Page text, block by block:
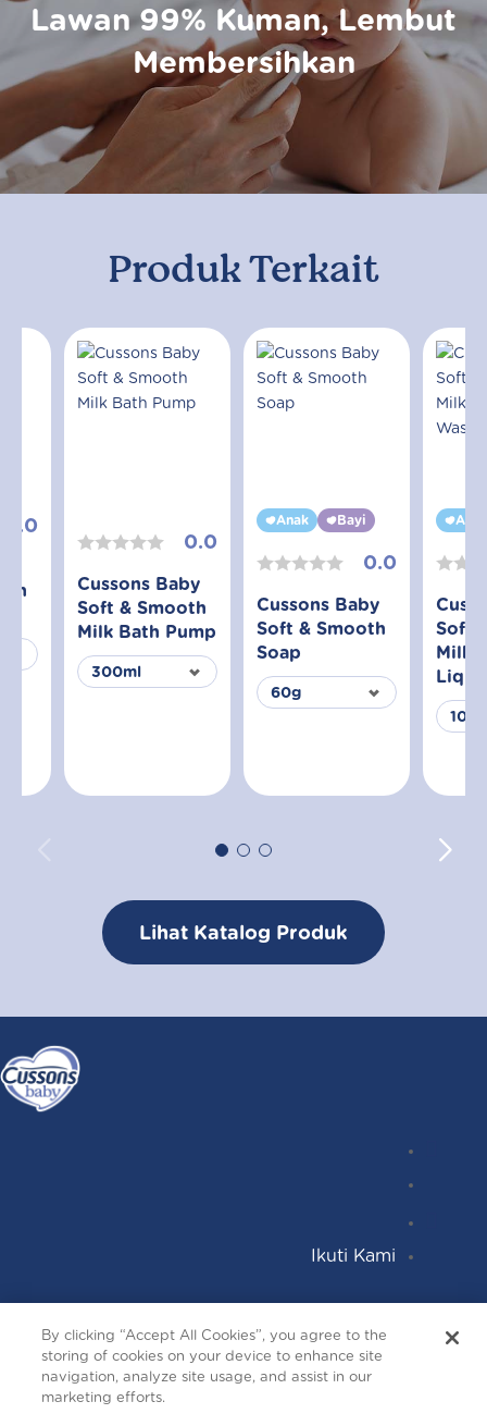
Lawan 99% Kuman, Lembut
Membersihkan
Produk Terkait
0.0
0.0
Cussons Baby
Soft & Smooth
Milk Bath Pump
Anak Bayi
0.0
Cussons Baby
Soft & Smooth
Soap
Anak
Soft
Milk
Lihat Katalog Produk
Ikuti Kami
Privacy and Cookies
Contact Us
By clicking “Accept All Cookies”, you agree to the
storing of cookies on your device to enhance site
navigation, analyze site usage, and assist in our
marketing efforts.